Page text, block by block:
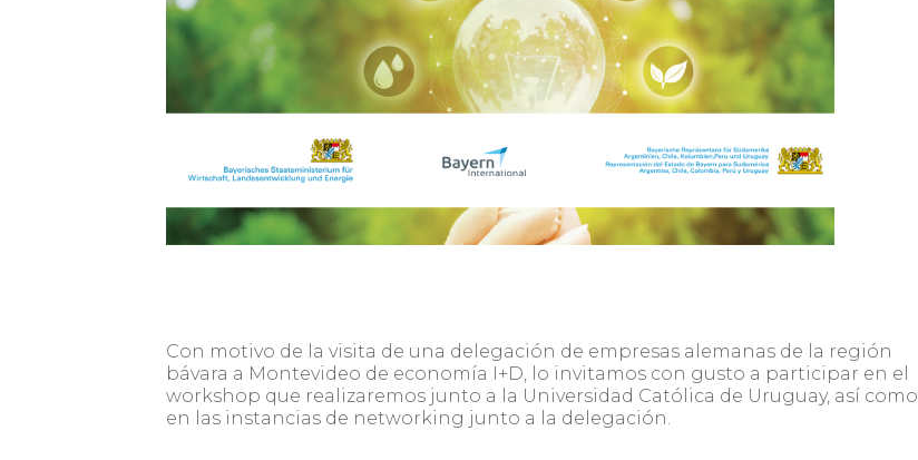
Con motivo de lavisita de una delegación de empresas alemanas de la región
bávara a Montevideo de economía I+D, lo invitamos con gusto a participar en el
workshop que realizaremos junto a la Universidad Católica de Uruguay, así como
en las instancias de networking junto a la delegación.